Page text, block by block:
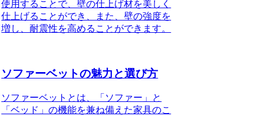
使用することで、壁の仕上げ材を美しく
仕上げることができ、また、壁の強度を
増し、耐震性を高めることができます。
ソファーベットの魅力と選び方
ソファーベットとは、「ソファー」と
「ベッド」の機能を兼ね備えた家具のこ